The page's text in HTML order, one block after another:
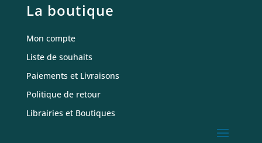
La boutique
Mon compte
Liste de souhaits
Paiements et Livraisons
Politique de retour
Librairies et Boutiques